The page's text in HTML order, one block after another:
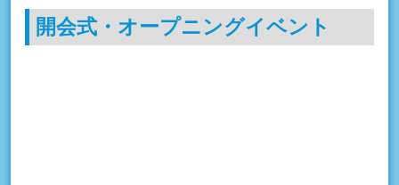
開会式・オープニングイベント